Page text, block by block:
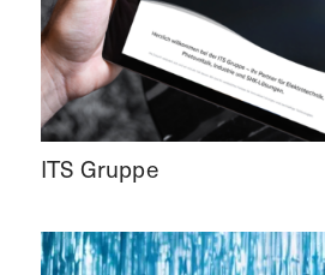
ITS Gruppe